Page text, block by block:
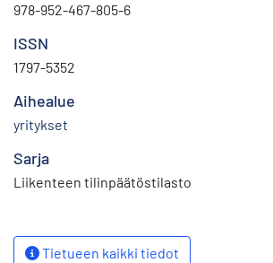
978-952-467-805-6
ISSN
1797-5352
Aihealue
yritykset
Sarja
Liikenteen tilinpäätöstilasto
Tietueen kaikki tiedot